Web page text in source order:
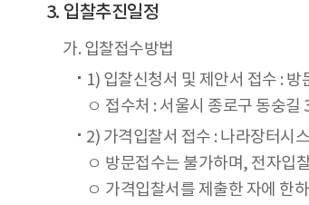
입찰추진일정
가. 입찰접수방법
1) 입찰신청서 및 제안서 접수 : 방
ㅇ 접수처 : 서울시 종로구 동숭
2) 가격입찰서 접수 : 나라장터시
ㅇ 방문접수는 불가하며, 전자입
ㅇ 가격입찰서를 제출한 자에 한